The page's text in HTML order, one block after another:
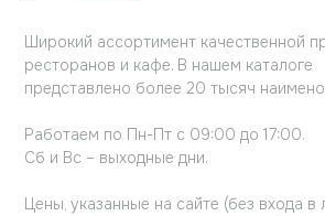
Широкий ассортимент качественной
ресторанов и кафе. В нашем каталоге
представлено более 20 тысяч
Работаем по Пн-Пт с 09:00 до 17:00.
Сб и Вс – выходные дни.
Цены, указанные на сайте (без входа в